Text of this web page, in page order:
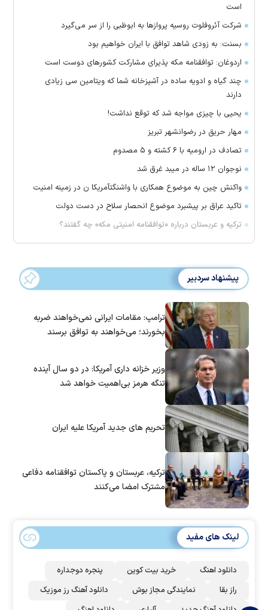
است
شرکت آئروفلوت روسیه پرواز‌ها به ابوظبی را از سر می‌گیرد
بسنت: به زودی شاهد توافق با ایران خواهیم بود
اردوغان: توافقنامه مکه پذیرای مشارکت کشور‌های دوست است
چند گیاه و ادویه ساده در آشپزخانه شما که ویتامین سی زیادی
دارند
یحیی با چیزی مواجه شد که توقع نداشت!
مهار حریق در رضوانشهر تبریز
تصادف در ارومیه با ۶ کشته و ۵ مصدوم
نوجوان ۱۲ ساله در میبد غرق شد
واکنش چین به موضوع همکاری با واشنگتآمریکا ن در زمینه امنیت
تاکید عراق بر پیشبرد موضوع انحصار سلاح در دست دولت
ترکیه و عربستان درباره «توافقنامه امنیتی مکه» چه گفتند؟
پیشنهاد سردبیر
ترامپ: مقامات ایرانی نمی‌خواهند ضربه
بخورند؛ می‌خواهند به توافق برسند
وزیر خزانه داری آمریکا: در دو سال آینده
تنگه هرمز بی‌اهمیت خواهد شد
تحریم های جدید آمریکا علیه ایران
ترکیه، عربستان و پاکستان توافقنامه دفاعی
مشترک امضا می‌کنند
لینک های مفید
دانلود اهنگ خرید بیت کوین
پنجره دوجداره
راز بقا
نمایندگی مجاز بوش
دانلود آهنگ رز‌ موزیک